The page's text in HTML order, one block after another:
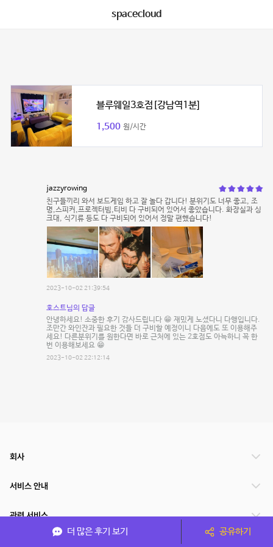
spacecloud
블루웨일3호점[강남역1분]
1,500 원/시간
jazzyrowing
친구들끼리 와서 보드게임 하고 잘 놀다 갑니다! 분위기도 너무 좋고, 조
명,스피커,프로젝터빔,티비 다 구비되어 있어서 좋았습니다. 화장실과 싱
크대, 식기류 등도 다 구비되어 있어서 정말 편했습니다!
2023-10-02 21:39:54
호스트님의 답글
안녕하세요! 소중한 후기 감사드립니다 😁 재밌게 노셨다니 다행입니다.
조만간 와인잔과 필요한 것들 더 구비할 예정이니 다음에도 또 이용해주
세요! 다른분위기를 원한다면 바로 근처에 있는 2호점도 아늑하니 꼭 한
번 이용해보세요 😁
2023-10-02 22:12:14
더 많은 후기 보기 공유하기
회사
서비스 안내
관련 서비스